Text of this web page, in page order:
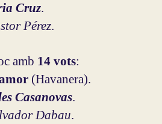
Cruz.
Pérez.
amb 14 vots:
(Havanera).
Casanovas.
Dabau.